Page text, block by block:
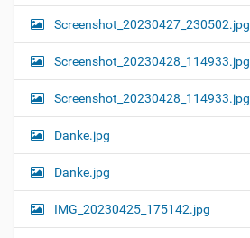
Screenshot_20230427_230502.jpg
Screenshot_20230428_114933.jpg
Screenshot_20230428_114933.jpg
Danke.jpg
Danke.jpg
IMG_20230425_175142.jpg